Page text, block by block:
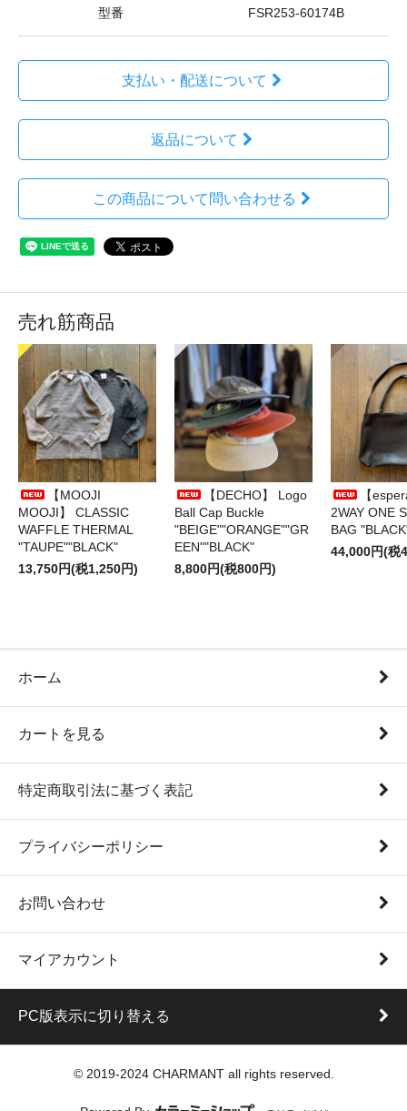
型番 FSR253-60174B
支払い・配送について
返品について
この商品について問い合わせる
売れ筋商品
【MOOJI
MOOJI】 CLASSIC
WAFFLE THERMAL
"TAUPE""BLACK"
13,750円(税1,250円)
【DECHO】 Logo
Ball Cap Buckle
"BEIGE""ORANGE""GR
EEN""BLACK"
8,800円(税800円)
【
2WAY ONE
BAG
44,000円(税
ホーム
カートを見る
特定商取引法に基づく表記
プライバシーポリシー
お問い合わせ
マイアカウント
PC版表示に切り替える
© 2019-2024 CHARMANT all rights reserved.